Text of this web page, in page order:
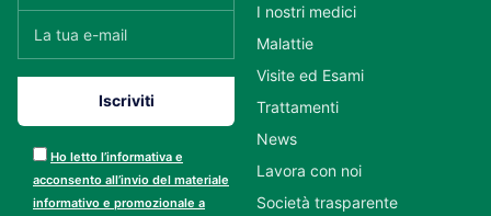
Ho letto l’informativa e
acconsento all’invio del materiale
informativo e promozionale a
I nostri medici
Malattie
Visite ed Esami
Trattamenti
News
Lavora con noi
Società trasparente